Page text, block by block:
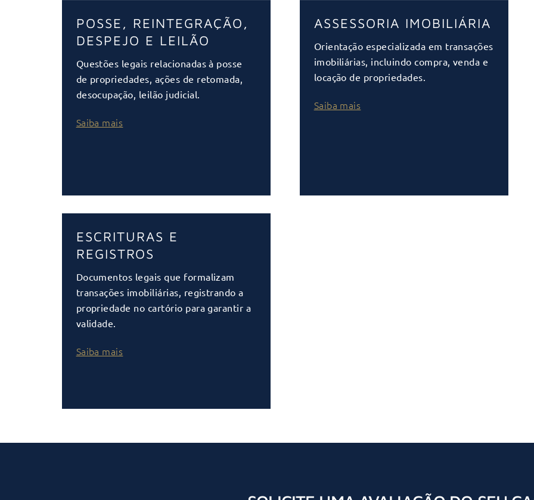
POSSE, REINTEGRAÇÃO,
DESPEJO E LEILÃO
Questões legais relacionadas à posse
de propriedades, ações de retomada,
desocupação, leilão judicial.
Saiba mais
ASSESSORIA IMOBILIÁRIA
Orientação especializada em transações
imobiliárias, incluindo compra, venda e
locação de propriedades.
Saiba mais
ESCRITURAS E
REGISTROS
Documentos legais que formalizam
transações imobiliárias, registrando a
propriedade no cartório para garantir a
validade.
Saiba mais